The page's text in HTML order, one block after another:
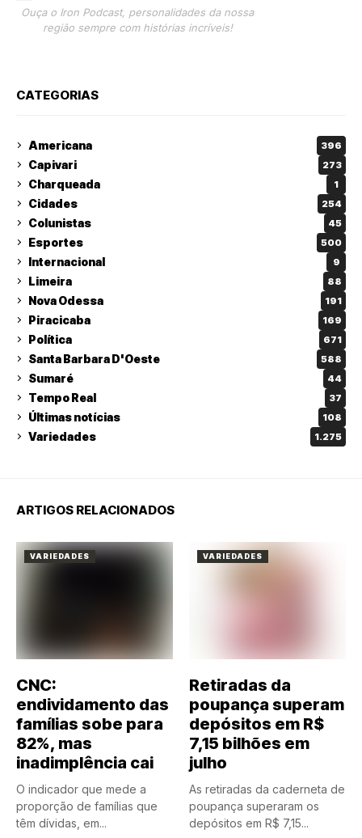
Ouça o Iron Podcast, personalidades da nossa
região sempre com histórias incríveis!
CATEGORIAS
Americana 396
Capivari 273
Charqueada 1
Cidades 254
Colunistas 45
Esportes 500
Internacional 9
Limeira 88
Nova Odessa 191
Piracicaba 169
Política 671
Santa Barbara D'Oeste 588
Sumaré 44
Tempo Real 37
Últimas notícias 108
Variedades 1.275
ARTIGOS RELACIONADOS
VARIEDADES
CNC:
endividamento das
famílias sobe para
82%, mas
inadimplência cai
O indicador que mede a
proporção de famílias que
têm dívidas, em...
VARIEDADES
Retiradas da
poupança superam
depósitos em R$
7,15 bilhões em
julho
As retiradas da caderneta de
poupança superaram os
depósitos em R$ 7,15...